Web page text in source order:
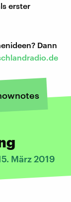
erster
Dann
März 2019